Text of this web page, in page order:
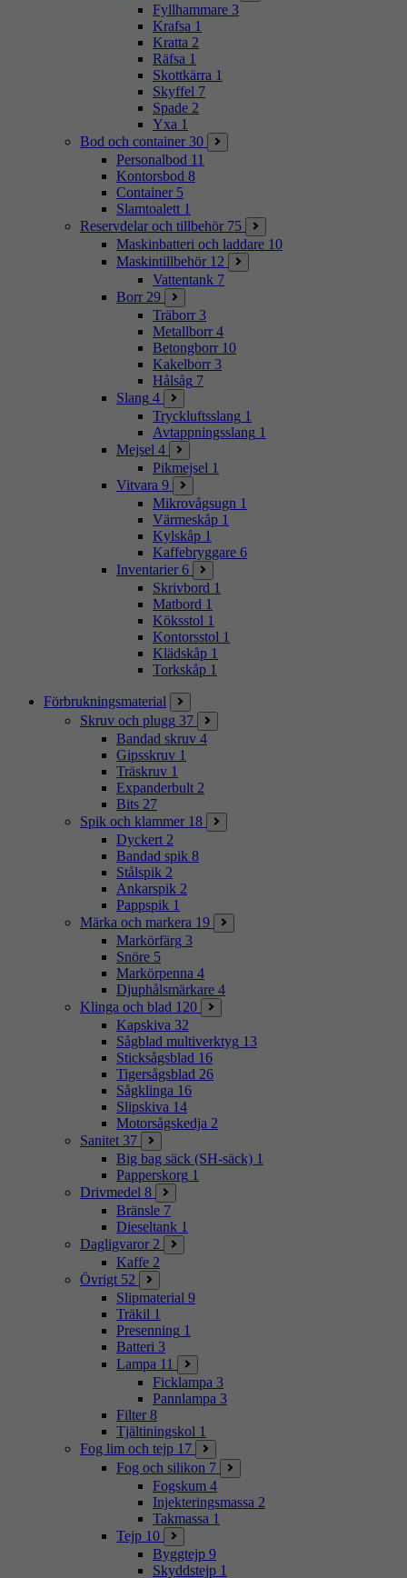
Fyllhammare 3
Krafsa 1
Kratta 2
Räfsa 1
Skottkärra 1
Skyffel 7
Spade 2
Yxa 1
Bod och container 30
Personalbod 11
Kontorsbod 8
Container 5
Slamtoalett 1
Reservdelar och tillbehör 75
Maskinbatteri och laddare 10
Maskintillbehör 12
Vattentank 7
Borr 29
Träborr 3
Metallborr 4
Betongborr 10
Kakelborr 3
Hålsåg 7
Slang 4
Tryckluftsslang 1
Avtappningsslang 1
Mejsel 4
Pikmejsel 1
Vitvara 9
Mikrovågsugn 1
Värmeskåp 1
Kylskåp 1
Kaffebryggare 6
Inventarier 6
Skrivbord 1
Matbord 1
Köksstol 1
Kontorsstol 1
Klädskåp 1
Torkskåp 1
Förbrukningsmaterial
Skruv och plugg 37
Bandad skruv 4
Gipsskruv 1
Träskruv 1
Expanderbult 2
Bits 27
Spik och klammer 18
Dyckert 2
Bandad spik 8
Stålspik 2
Ankarspik 2
Pappspik 1
Märka och markera 19
Markörfärg 3
Snöre 5
Markörpenna 4
Djuphålsmärkare 4
Klinga och blad 120
Kapskiva 32
Sågblad multiverktyg 13
Sticksågsblad 16
Tigersågsblad 26
Sågklinga 16
Slipskiva 14
Motorsågskedja 2
Sanitet 37
Big bag säck (SH-säck) 1
Papperskorg 1
Drivmedel 8
Bränsle 7
Dieseltank 1
Dagligvaror 2
Kaffe 2
Övrigt 52
Slipmaterial 9
Träkil 1
Presenning 1
Batteri 3
Lampa 11
Ficklampa 3
Pannlampa 3
Filter 8
Tjältiningskol 1
Fog lim och tejp 17
Fog och silikon 7
Fogskum 4
Injekteringsmassa 2
Takmassa 1
Tejp 10
Byggtejp 9
Skyddstejp 1